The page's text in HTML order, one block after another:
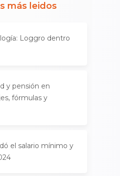
más leidos
Loggro dentro
y pensión en
fórmulas y
el salario mínimo y